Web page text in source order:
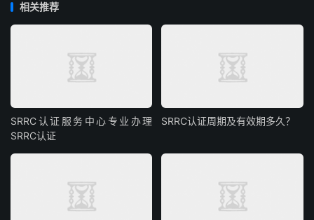
相关推荐
SRRC认证服务中心专业办理
SRRC认证
SRRC认证周期及有效期多久？